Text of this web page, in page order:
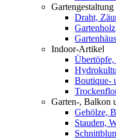
Gartengestaltung
Draht,
Gartenholz
Indoor-Artikel
Übertöpfe,
Boutique-
Garten-, Balkon
Gehölze,
Stauden,